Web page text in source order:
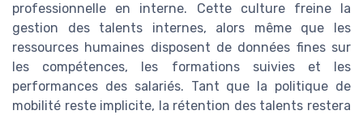
professionnelle en interne. Cette culture freine la
gestion des talents internes, alors même que les
ressources humaines disposent de données fines sur
les compétences, les formations suivies et les
performances des salariés. Tant que la politique de
mobilité reste implicite, la rétention des talents restera